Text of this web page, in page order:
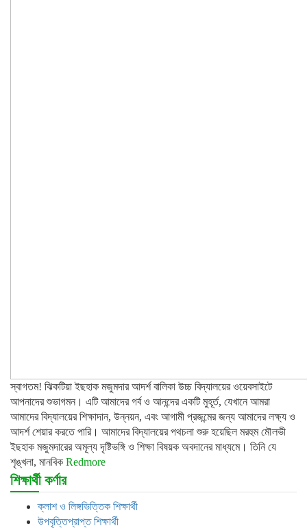
স্বাগতম! ঝিকটিয়া ইছহাক মজুমদার আদর্শ বালিকা উচ্চ বিদ্যালয়ের ওয়েবসাইটে
আপনাদের শুভাগমন। এটি আমাদের গর্ব ও আনন্দের একটি মুহূর্ত, যেখানে আমরা
আমাদের বিদ্যালয়ের শিক্ষাদান, উন্নয়ন, এবং আগামী প্রজন্মের জন্য আমাদের লক্ষ্য ও
আদর্শ শেয়ার করতে পারি। আমাদের বিদ্যালয়ের পথচলা শুরু হয়েছিল মরহুম মৌলভী
ইছহাক মজুমদারের অমূল্য দৃষ্টিভঙ্গি ও শিক্ষা বিষয়ক অবদানের মাধ্যমে। তিনি যে
শৃঙ্খলা, মানবিক Redmore
শিক্ষার্থী কর্ণার
ক্লাশ ও লিঙ্গভিত্তিক শিক্ষার্থী
উপবৃত্তিপ্রাপ্ত শিক্ষার্থী